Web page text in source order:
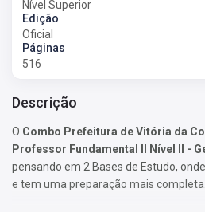
Nível Superior
Edição
Oficial
Páginas
516
Descrição
O Combo Prefeitura de Vitória da
Professor Fundamental II Nível II -
pensando em 2 Bases de Estudo,
e tem uma preparação mais completa.